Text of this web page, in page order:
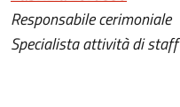
Responsabile cerimoniale
Specialista attività di